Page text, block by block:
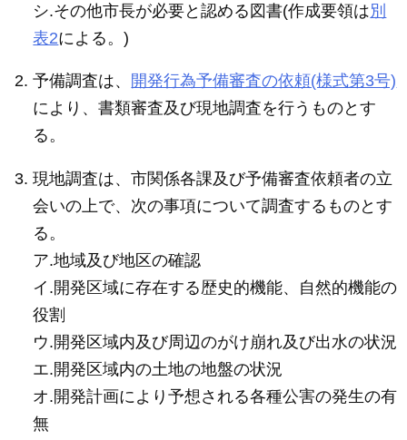
シ.その他市長が必要と認める図書(作成要領は別
表2による。)
予備調査は、 開発行為予備審査の依頼(様式第3号)
により、書類審査及び現地調査を行うものとす
る。
現地調査は、市関係各課及び予備審査依頼者の立
会いの上で、次の事項について調査するものとす
る。
ア.地域及び地区の確認
イ.開発区域に存在する歴史的機能、自然的機能の
役割
ウ.開発区域内及び周辺のがけ崩れ及び出水の状況
エ.開発区域内の土地の地盤の状況
オ.開発計画により予想される各種公害の発生の有
無